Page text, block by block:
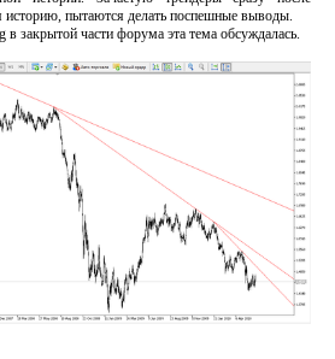
пытаются делать поспешные выводы.
закрытой части форума эта тема обсуждалась.